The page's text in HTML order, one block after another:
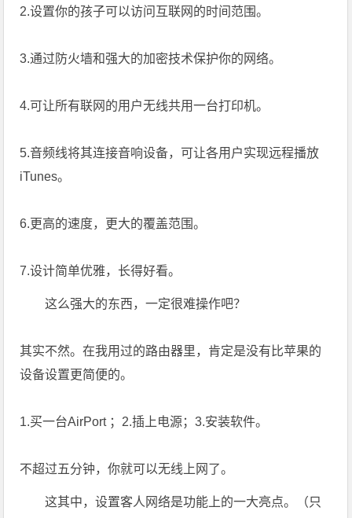
2.设置你的孩子可以访问互联网的时间范围。
3.通过防火墙和强大的加密技术保护你的网络。
4.可让所有联网的用户无线共用一台打印机。
5.音频线将其连接音响设备，可让各用户实现远程播放
iTunes。
6.更高的速度，更大的覆盖范围。
7.设计简单优雅，长得好看。
这么强大的东西，一定很难操作吧？
其实不然。在我用过的路由器里，肯定是没有比苹果的
设备设置更简便的。
1.买一台AirPort ；2.插上电源；3.安装软件。
不超过五分钟，你就可以无线上网了。
这其中，设置客人网络是功能上的一大亮点。（只